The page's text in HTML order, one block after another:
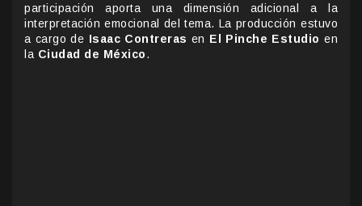
participación aporta una dimensión adicional a la
interpretación emocional del tema. La producción estuvo
a cargo de Isaac Contreras en El Pinche Estudio en
la Ciudad de México.